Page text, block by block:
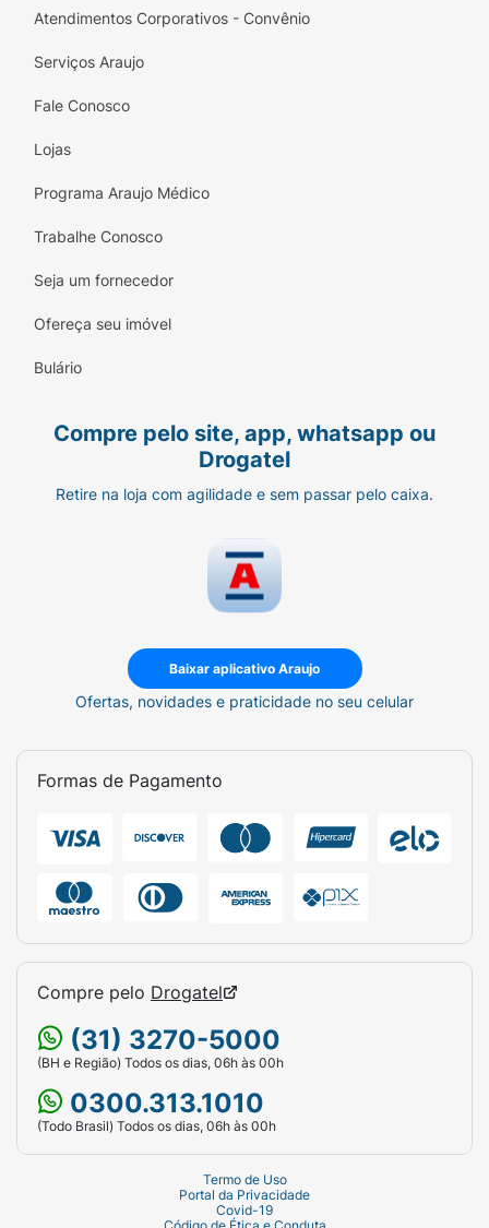
Atendimentos Corporativos - Convênio
Serviços Araujo
Fale Conosco
Lojas
Programa Araujo Médico
Trabalhe Conosco
Seja um fornecedor
Ofereça seu imóvel
Bulário
Compre pelo site, app, whatsapp ou
Drogatel
Retire na loja com agilidade e sem passar pelo caixa.
Baixar aplicativo Araujo
Ofertas, novidades e praticidade no seu celular
Formas de Pagamento
Compre pelo Drogatel
(31) 3270-5000
(BH e Região) Todos os dias, 06h às 00h
0300.313.1010
(Todo Brasil) Todos os dias, 06h às 00h
Termo de Uso
Portal da Privacidade
Covid-19